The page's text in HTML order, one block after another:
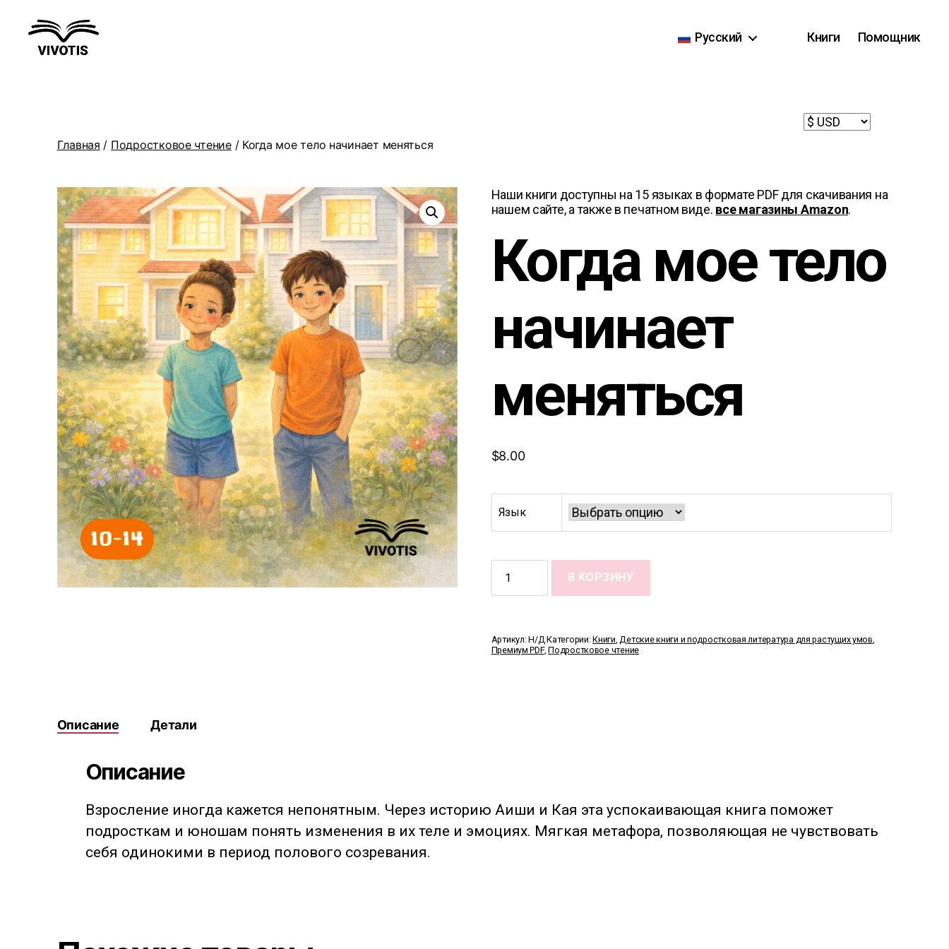
Русский Книги Помощник
Главная / Подростковое чтение/ Когда мое тело начинает меняться
Наши книги доступны на 15 языках в формате PDF для скачивания на
нашем сайте, а также в печатном виде. все магазины Amazon.
Когда мое тело
начинает
меняться
$8.00
Язык
товара
When
to
Change
В КОРЗИНУ
Артикул:Н/ДКатегории:Книги,Детские книги и подростковая литература для растущих умов,
Премиум PDF,Подростковое чтение
Описание Детали
Описание
Взросление иногда кажется непонятным. Через историю Аиши и Кая эта успокаивающая книга поможет
подросткам и юношам понять изменения в их теле и эмоциях. Мягкая метафора, позволяющая не чувствовать
себя одинокими в период полового созревания.